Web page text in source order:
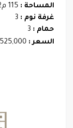
المساحة : 115 م2
غرفة نوم : 3
حمام : 3
السعر : 525,000 ريال سعودي